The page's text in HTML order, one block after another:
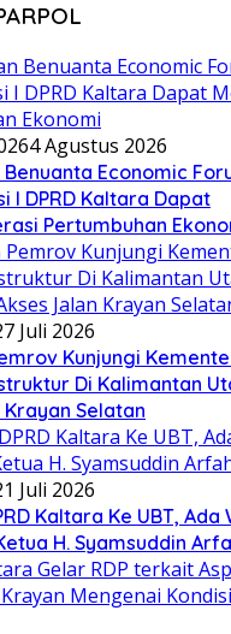
4 Agustus 2026
Economic
I DPRD Kaltara Dapat
Pertumbuhan
Juli 2026
Kunjungi
Di Kalimantan
Selatan
Juli 2026
Kaltara Ke UBT, Ada
H. Syamsuddin